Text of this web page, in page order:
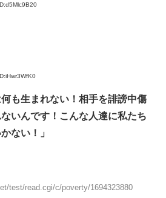
も生まれない！相手を誹謗中傷
いんです！こんな人達に私たち
ない！」
test/read.cgi/c/poverty/1694323880